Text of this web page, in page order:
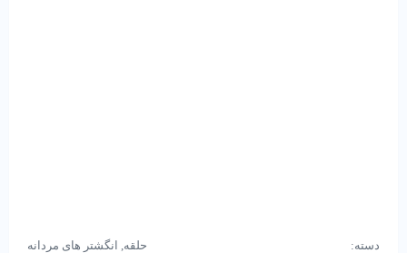
دسته: حلقه, انگشتر های مردانه